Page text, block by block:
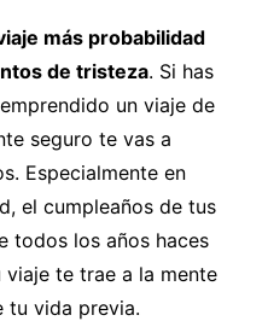
más probabilidad
de tristeza. Si has
un viaje de
seguro te vas a
Especialmente en
el cumpleaños de tus
todos los años haces
te trae a la mente
tu vida previa.